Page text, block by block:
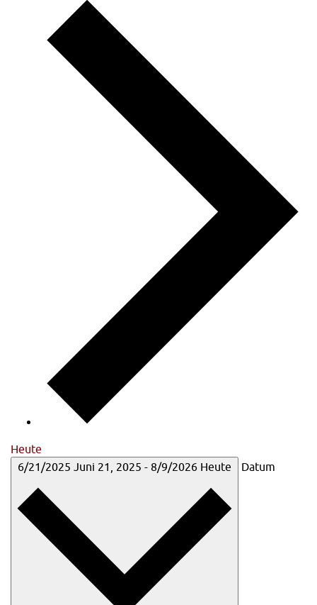
Heute
6/21/2025 Juni 21, 2025 - 8/9/2026 Heute Datum